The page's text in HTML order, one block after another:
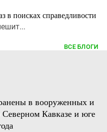
в поисках справедливости
ВСЕ БЛОГИ
в вооруженных и
Северном Кавказе и юге